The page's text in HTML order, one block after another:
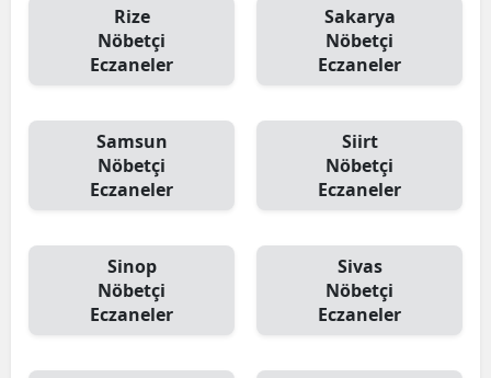
Rize
Nöbetçi
Eczaneler
Sakarya
Nöbetçi
Eczaneler
Samsun
Nöbetçi
Eczaneler
Siirt
Nöbetçi
Eczaneler
Sinop
Nöbetçi
Eczaneler
Sivas
Nöbetçi
Eczaneler